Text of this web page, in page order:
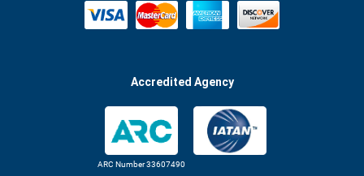
Accredited Agency
ARC Number 33607490